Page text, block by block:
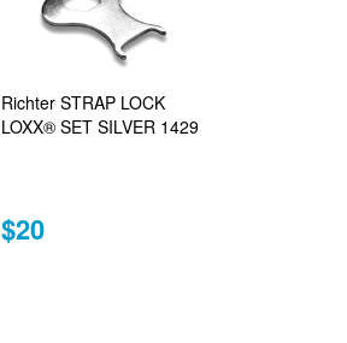
Richter STRAP LOCK
LOXX® SET SILVER 1429
$20